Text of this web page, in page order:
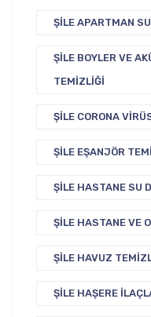
ŞILE APARTMAN
ŞILE BOYLER VE
TEMIZLIĞI
ŞILE CORONA
ŞILE EŞANJÖR
ŞILE HASTANE SU
ŞILE HASTANE VE
ŞILE HAVUZ
ŞILE HAŞERE